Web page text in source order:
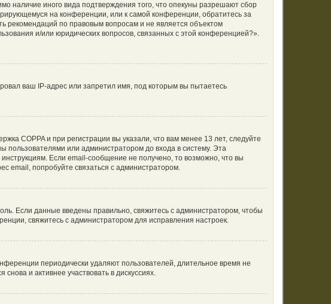
наличие иного вида подтверждения того, что опекуны разрешают сбор
на конференции, или к самой конференции, обратитесь за
рекомендаций по правовым вопросам и не является объектом
и/или юридических вопросов, связанных с этой конференцией?».
ваш IP-адрес или запретил имя, под которым вы пытаетесь
COPPA и при регистрации вы указали, что вам менее 13 лет, следуйте
пользователями или администратором до входа в систему. Эта
Если email-сообщение не получено, то возможно, что вы
email, попробуйте связаться с администратором.
Если данные введены правильно, свяжитесь с администратором, чтобы
свяжитесь с администратором для исправления настроек.
периодически удаляют пользователей, длительное время не
и активнее участвовать в дискуссиях.